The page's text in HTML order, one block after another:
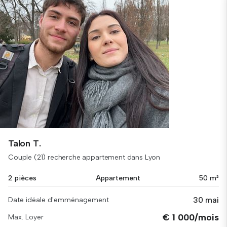
Talon T.
Couple (21) recherche appartement dans Lyon
2 pièces Appartement 50 m²
Date idéale d'emménagement 30 mai
Max. Loyer € 1 000/mois